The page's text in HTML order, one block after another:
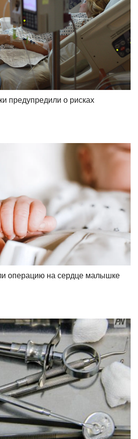
предупредили о рисках
операцию на сердце малышке